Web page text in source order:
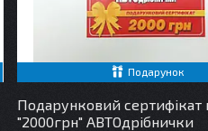
Подарунок
Подарунковий сертифікат
"2000грн" АВТОдрібнички